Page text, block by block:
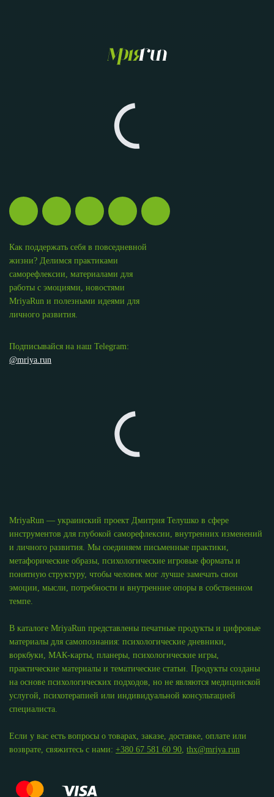
Как поддержать себя в повседневной
жизни? Делимся практиками
саморефлексии, материалами для
работы с эмоциями, новостями
MriyaRun и полезными идеями для
личного развития.
Подписывайся на наш Telegram:
@mriya.run
MriyaRun — украинский проект Дмитрия Телушко в сфере
инструментов для глубокой саморефлексии, внутренних изменений
и личного развития. Мы соединяем письменные практики,
метафорические образы, психологические игровые форматы и
понятную структуру, чтобы человек мог лучше замечать свои
эмоции, мысли, потребности и внутренние опоры в собственном
темпе.
В каталоге MriyaRun представлены печатные продукты и цифровые
материалы для самопознания: психологические дневники,
воркбуки, МАК-карты, планеры, психологические игры,
практические материалы и тематические статьи. Продукты созданы
на основе психологических подходов, но не являются медицинской
услугой, психотерапией или индивидуальной консультацией
специалиста.
Если у вас есть вопросы о товарах, заказе, доставке, оплате или
возврате, свяжитесь с нами: +380 67 581 60 90, thx@mriya.run